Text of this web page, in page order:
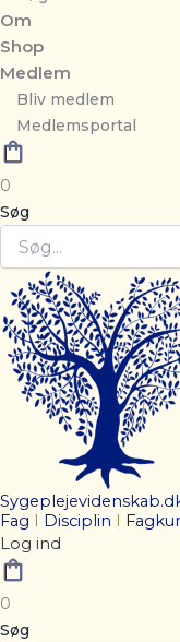
Om
Shop
Medlem
Bliv medlem
Medlemsportal
0
Søg
Fag
Disciplin
Log ind
0
Søg